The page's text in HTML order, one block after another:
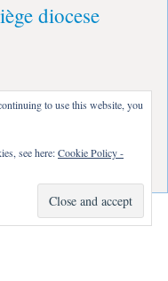
diocese
Deutsch
to use this website, you
see here:Cookie Policy -